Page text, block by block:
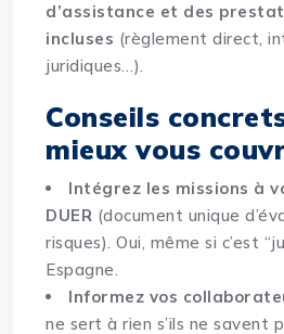
d’assistance et des
incluses (règlement direct,
juridiques…).
Conseils
mieux vous
Intégrez les missions à
DUER (document unique
risques). Oui, même si c’est
Espagne.
Informez vos
ne sert à rien s’ils ne savent